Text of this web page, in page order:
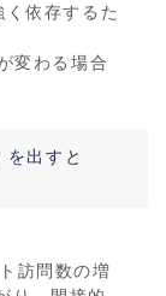
依存するた
変わる場合
出すと
訪問数の増